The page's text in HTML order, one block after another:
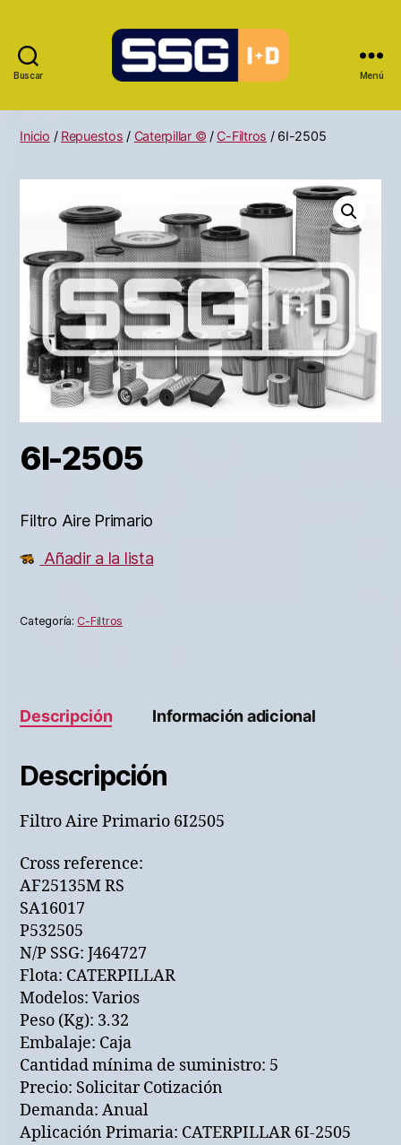
Buscar Menú
Inicio / Repuestos / Caterpillar © / C-Filtros / 6I-2505
6I-2505
Filtro Aire Primario
Añadir a la lista
Categoría: C-Filtros
Descripción Información adicional
Descripción
Filtro Aire Primario 6I2505
Cross reference:
AF25135M RS
SA16017
P532505
N/P SSG: J464727
Flota: CATERPILLAR
Modelos: Varios
Peso (Kg): 3.32
Embalaje: Caja
Cantidad mínima de suministro: 5
Precio: Solicitar Cotización
Demanda: Anual
Aplicación Primaria: CATERPILLAR 6I-2505